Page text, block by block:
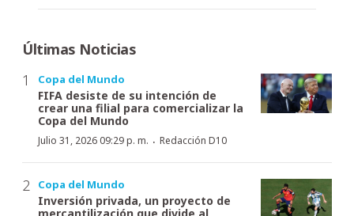
Últimas Noticias
Copa del Mundo
FIFA desiste de su intención de
crear una filial para comercializar la
Copa del Mundo
Julio 31, 2026 09:29 p. m. · Redacción D10
Copa del Mundo
Inversión privada, un proyecto de